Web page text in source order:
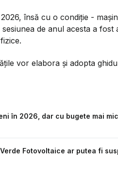
însă cu o condiție -
de anul acesta a fost
vor elabora și adopta
în 2026, dar cu bugete mai
Fotovoltaice ar putea fi